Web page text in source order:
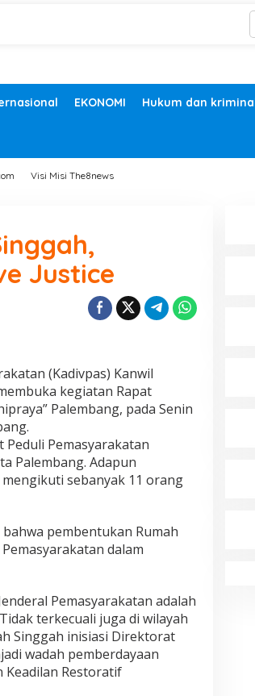
EKONOMI Hukum dan
Visi Misi The8news
Justice
(Kadivpas) Kanwil
kegiatan Rapat
Palembang, pada Senin
Pemasyarakatan
Palembang. Adapun
sebanyak 11 orang
pembentukan Rumah
dalam
Pemasyarakatan adalah
terkecuali juga di wilayah
Singgah inisiasi Direktorat
wadah pemberdayaan
Keadilan Restoratif